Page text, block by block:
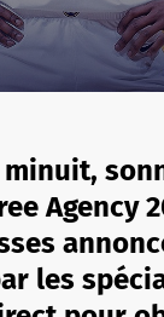
minuit,
Agency
les